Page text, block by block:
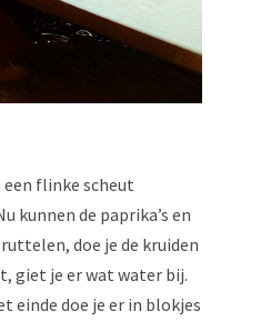
een flinke scheut
kunnen de paprika’s en
doe je de kruiden
giet je er wat water bij.
einde doe je er in blokjes